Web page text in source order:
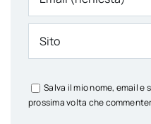
Salva il mio nome, email e
prossima volta che